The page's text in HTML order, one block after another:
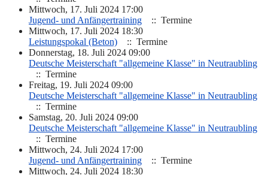
Mittwoch, 17. Juli 2024 17:00
Jugend- und Anfängertraining
:: Termine
Mittwoch, 17. Juli 2024 18:30
Leistungspokal (Beton)
:: Termine
Donnerstag, 18. Juli 2024 09:00
Deutsche Meisterschaft "allgemeine Klasse" in Neutraubling
:: Termine
Freitag, 19. Juli 2024 09:00
Deutsche Meisterschaft "allgemeine Klasse" in Neutraubling
:: Termine
Samstag, 20. Juli 2024 09:00
Deutsche Meisterschaft "allgemeine Klasse" in Neutraubling
:: Termine
Mittwoch, 24. Juli 2024 17:00
Jugend- und Anfängertraining
:: Termine
Mittwoch, 24. Juli 2024 18:30